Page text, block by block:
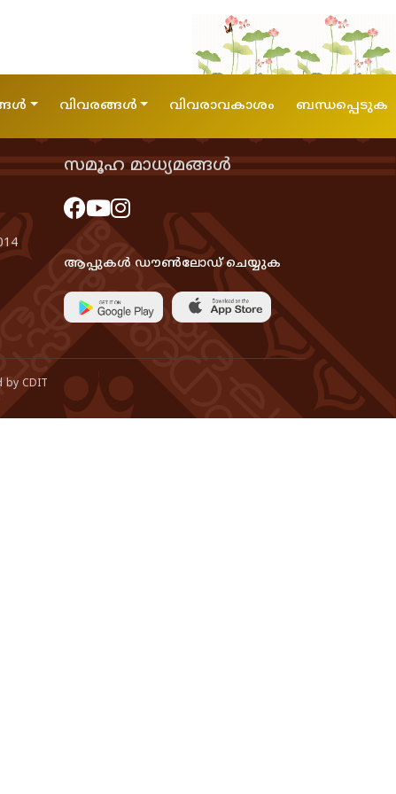
വിവരങ്ങൾ വിവരാവകാശം ബന്ധപ്പെടുക
സമൂഹ മാധ്യമങ്ങൾ
ആപ്പുകൾ ഡൗൺലോഡ് ചെയ്യുക
CDIT